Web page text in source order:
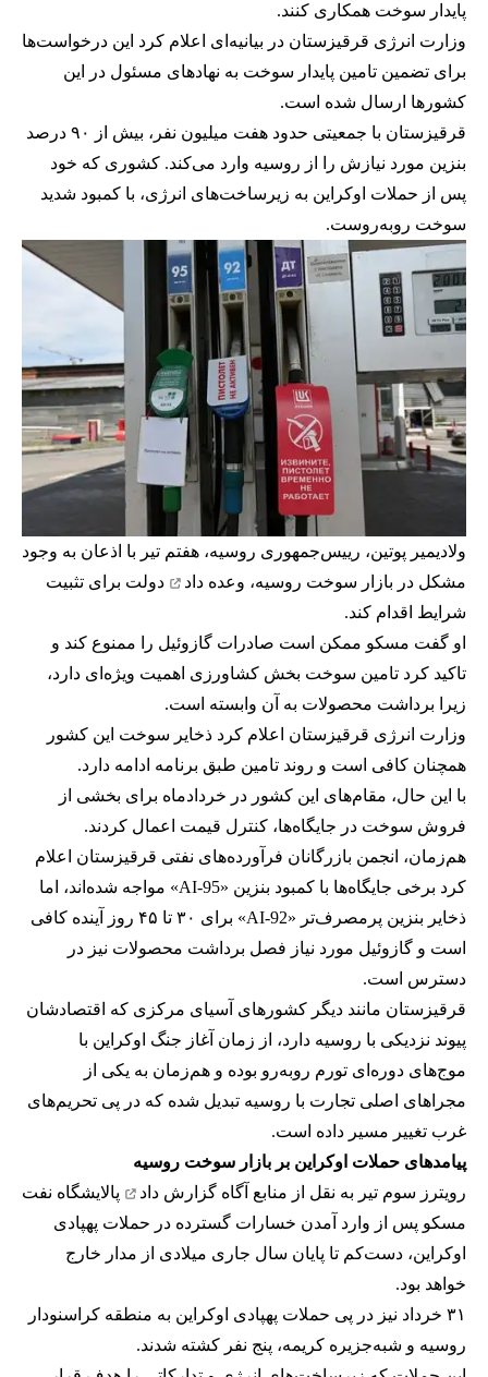
پایدار سوخت همکاری کنند.
وزارت انرژی قرقیزستان در بیانیه‌ای اعلام کرد این درخواست‌ها
برای تضمین تامین پایدار سوخت به نهادهای مسئول در این
کشورها ارسال شده است.
قرقیزستان با جمعیتی حدود هفت میلیون نفر، بیش از ۹۰ درصد
بنزین مورد نیازش را از روسیه وارد می‌کند. کشوری که خود
پس از حملات اوکراین به زیرساخت‌های انرژی، با کمبود شدید
سوخت روبه‌روست.
ولادیمیر پوتین، رییس‌جمهوری روسیه، هفتم تیر با اذعان به وجود
مشکل در بازار سوخت روسیه، وعده داد
دولت برای تثبیت
شرایط اقدام کند.
او گفت مسکو ممکن است صادرات گازوئیل را ممنوع کند و
تاکید کرد تامین سوخت بخش کشاورزی اهمیت ویژه‌ای دارد،
زیرا برداشت محصولات به آن وابسته است.
وزارت انرژی قرقیزستان اعلام کرد ذخایر سوخت این کشور
همچنان کافی است و روند تامین طبق برنامه ادامه دارد.
با این حال، مقام‌های این کشور در خردادماه برای بخشی از
فروش سوخت در جایگاه‌ها، کنترل قیمت اعمال کردند.
هم‌زمان، انجمن بازرگانان فرآورده‌های نفتی قرقیزستان اعلام
کرد برخی جایگاه‌ها با کمبود بنزین «AI-95» مواجه شده‌اند، اما
ذخایر بنزین پرمصرف‌تر «AI-92» برای ۳۰ تا ۴۵ روز آینده کافی
است و گازوئیل مورد نیاز فصل برداشت محصولات نیز در
دسترس است.
قرقیزستان مانند دیگر کشورهای آسیای مرکزی که اقتصادشان
پیوند نزدیکی با روسیه دارد، از زمان آغاز جنگ اوکراین با
موج‌های دوره‌ای تورم روبه‌رو بوده و هم‌زمان به یکی از
مجراهای اصلی تجارت با روسیه تبدیل شده که در پی تحریم‌های
غرب تغییر مسیر داده است.
پیامدهای حملات اوکراین بر بازار سوخت روسیه
رویترز سوم تیر به نقل از منابع آگاه گزارش داد
پالایشگاه نفت
مسکو پس از وارد آمدن خسارات گسترده در حملات پهپادی
اوکراین، دست‌کم تا پایان سال جاری میلادی از مدار خارج
خواهد بود.
۳۱ خرداد نیز در پی حملات پهپادی اوکراین به منطقه کراسنودار
روسیه و شبه‌جزیره کریمه، پنج نفر کشته شدند.